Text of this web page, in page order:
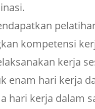
kompetensi
kerja
enam hari kerja
hari kerja dalam